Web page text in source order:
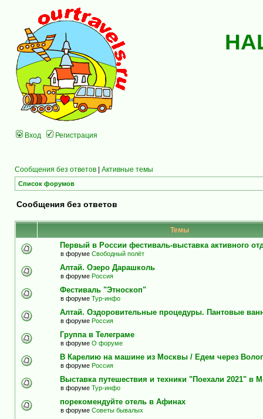
Вход Регистрация
Сообщения без ответов | Активные темы
Список форумов
Сообщения без ответов
Темы
Первый в России фестиваль-выставка активного
в форуме Свободный полёт
Алтай. Озеро Дарашколь
в форуме Россия
Фестиваль "Этноскоп"
в форуме Тур-инфо
Алтай. Оздоровительные процедуры. Пантовые
в форуме Россия
Группа в Телеграме
в форуме О форуме
В Карелию на машине из Москвы / Едем через
в форуме Россия
Выставка путешествия и техники "Поехали 2021" в
в форуме Тур-инфо
порекомендуйте отель в Афинах
в форуме Советы бывалых